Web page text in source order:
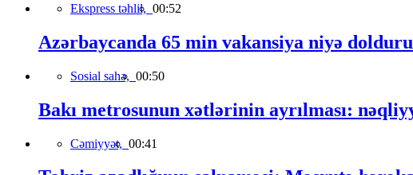
Ekspress təhlil, 00:52
Azərbaycanda 65 min vakansiya niyə
Sosial sahə, 00:50
Bakı metrosunun xətlərinin ayrılması:
Cəmiyyət, 00:41